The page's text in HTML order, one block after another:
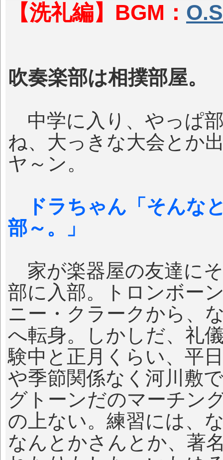
【洗礼編】BGM：
吹奏楽部は相撲部屋。
中学に入り、やっぱ
ね、大っきな大会とか
ヤ～ン。
ドラちゃん「そんな
部～。」
家が楽器屋の友達に
部に入部。トロンボー
ニー・クラークから、
へ転身。しかしだ、礼
験中と正月くらい、平
や季節関係なく河川敷
グトーンだのマーチン
の上ない。練習には、
なんとかさんとか、著